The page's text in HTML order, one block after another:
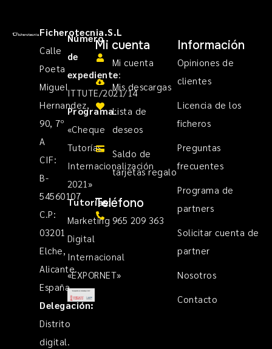
Ficherotecnia.S.L
Calle
Poeta
Miguel
Hernandez,
90, 7º
A
CIF:
B-
54560107
C.P:
03201
Elche,
Alicante.
España
Delegación:
Distrito
digital.
Número
de
expediente:
ITTUTE/2021/14
Programa:
«Cheque
Tutorías
Internacionalización
2021»
Tutorías:
Marketing
Digital
Internacional
«EXPORNET»
Mi cuenta
Mi cuenta
Mis descargas
Lista de
deseos
Saldo de
tarjetas regalo
Teléfono
965 209 363
Información
Opiniones de
clientes
Licencia de los
ficheros
Preguntas
frecuentes
Programa de
partners
Solicitar cuenta de
partner
Nosotros
Contacto